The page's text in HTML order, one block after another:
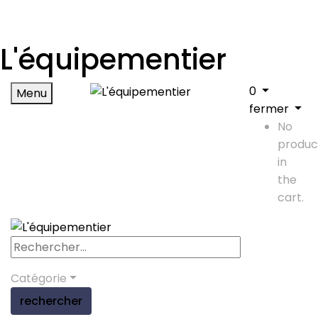
L'équipementier
Menu
0
fermer
No
in
the
cart.
Catégorie
rechercher